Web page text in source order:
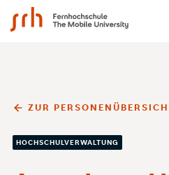
SRH Fernhochschule - The
ZUR
HOCHSCHULVERWALTUNG